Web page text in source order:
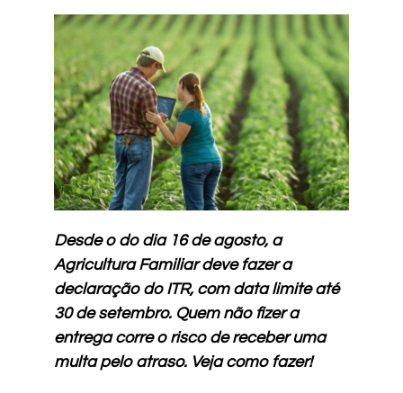
Desde o do dia 16 de agosto, a
Agricultura Familiar deve fazer a
declaração do ITR, com data limite até
30 de setembro. Quem não fizer a
entrega corre o risco de receber uma
multa pelo atraso. Veja como fazer!